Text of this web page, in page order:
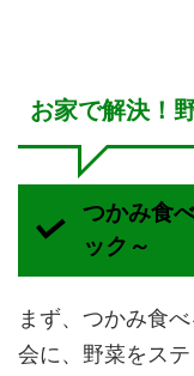
お家で解決！
つかみ食
ック～
まず、つかみ食
会に、野菜をス